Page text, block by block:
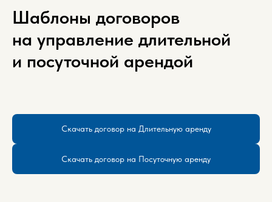
Шаблоны договоров
на управление длительной
и посуточной арендой
Скачать договор на Длительную аренду